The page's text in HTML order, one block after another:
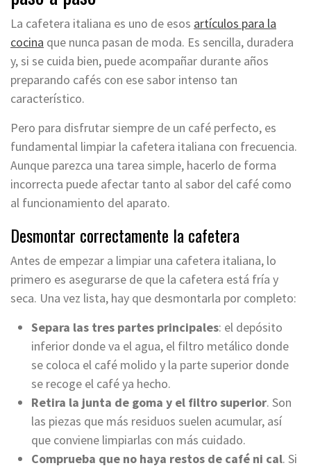
La cafetera italiana es uno de esos artículos para la
cocina que nunca pasan de moda. Es sencilla, duradera
y, si se cuida bien, puede acompañar durante años
preparando cafés con ese sabor intenso tan
característico.
Pero para disfrutar siempre de un café perfecto, es
fundamental limpiar la cafetera italiana con frecuencia.
Aunque parezca una tarea simple, hacerlo de forma
incorrecta puede afectar tanto al sabor del café como
al funcionamiento del aparato.
Desmontar correctamente la cafetera
Antes de empezar a limpiar una cafetera italiana, lo
primero es asegurarse de que la cafetera está fría y
seca. Una vez lista, hay que desmontarla por completo:
Separa las tres partes principales: el depósito
inferior donde va el agua, el filtro metálico donde
se coloca el café molido y la parte superior donde
se recoge el café ya hecho.
Retira la junta de goma y el filtro superior. Son
las piezas que más residuos suelen acumular, así
que conviene limpiarlas con más cuidado.
Comprueba que no haya restos de café ni cal. Si